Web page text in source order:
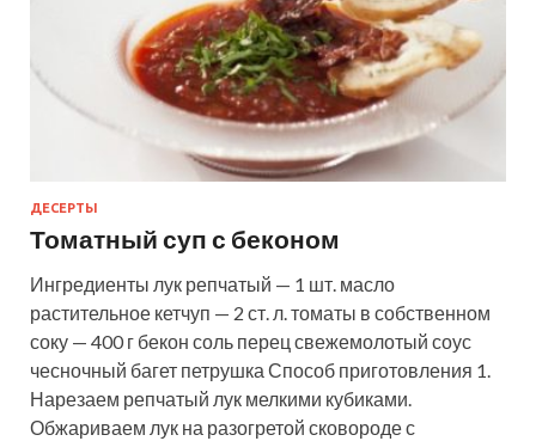
ДЕСЕРТЫ
Томатный суп с беконом
Ингредиенты лук репчатый — 1 шт. масло
растительное кетчуп — 2 ст. л. томаты в собственном
соку — 400 г бекон соль перец свежемолотый соус
чесночный багет петрушка Способ приготовления 1.
Нарезаем репчатый лук мелкими кубиками.
Обжариваем лук на разогретой сковороде с